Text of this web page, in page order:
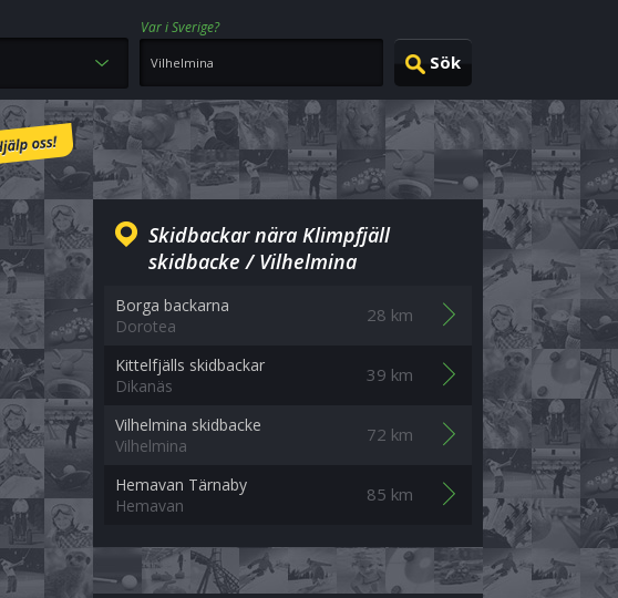
Var i Sverige?
Skidbackar nära Klimpfjäll
skidbacke / Vilhelmina
Borga backarna
Dorotea
28 km
Kittelfjälls skidbackar
Dikanäs
39 km
Vilhelmina skidbacke
Vilhelmina
72 km
Hemavan Tärnaby
Hemavan
85 km